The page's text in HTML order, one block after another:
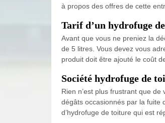
à propos des offres de cette
Tarif d’un hydrofuge
Avant que vous ne preniez la
de 5 litres. Vous devez vous
produit doit être ajouté le coût
Société hydrofuge de
Rien n’est plus frustrant que
dégâts occasionnés par la fuite
d’hydrofuge de toiture qui est